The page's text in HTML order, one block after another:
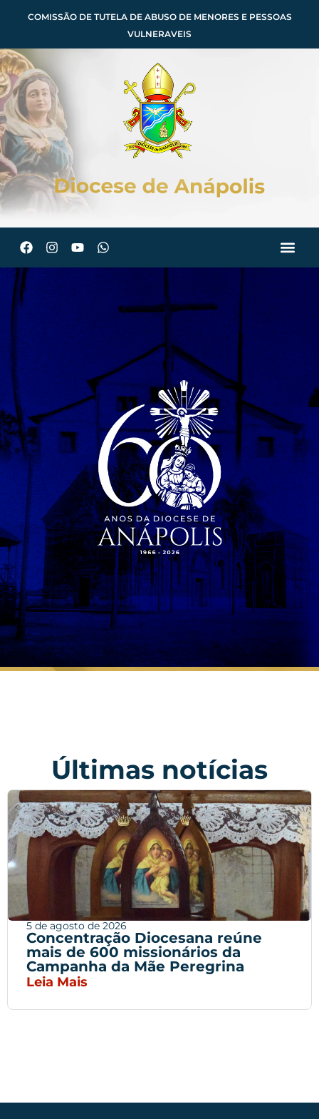
COMISSÃO DE TUTELA DE ABUSO DE MENORES E PESSOAS
VULNERAVEIS
Últimas notícias
5 de agosto de 2026
Concentração Diocesana reúne
mais de 600 missionários da
Campanha da Mãe Peregrina
Leia Mais